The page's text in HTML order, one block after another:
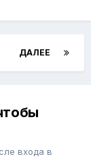
ДАЛЕЕ
входа в